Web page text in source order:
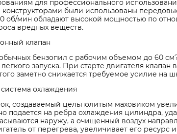
для профессионального
конструкторами были использованы
об/мин обладают высокой мощностью по
вредных веществ.
клапан
бензопил с рабочим объемом до 60
запуска. При старте двигателя
заметно снижается требуемое усилие на
охлаждения
создаваемый цельнолитым маховиком
подается на ребра охлаждения цилиндра,
наружу, а очищенный воздух
от перегрева, увеличивает его